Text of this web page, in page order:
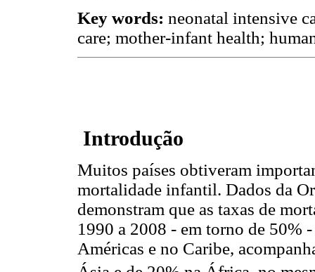
Key words: neonatal intensive
care; mother-infant health;
Introdução
Muitos países obtiveram
mortalidade infantil. Dados da
demonstram que as taxas de
1990 a 2008 - em torno de 50%
Américas e no Caribe,